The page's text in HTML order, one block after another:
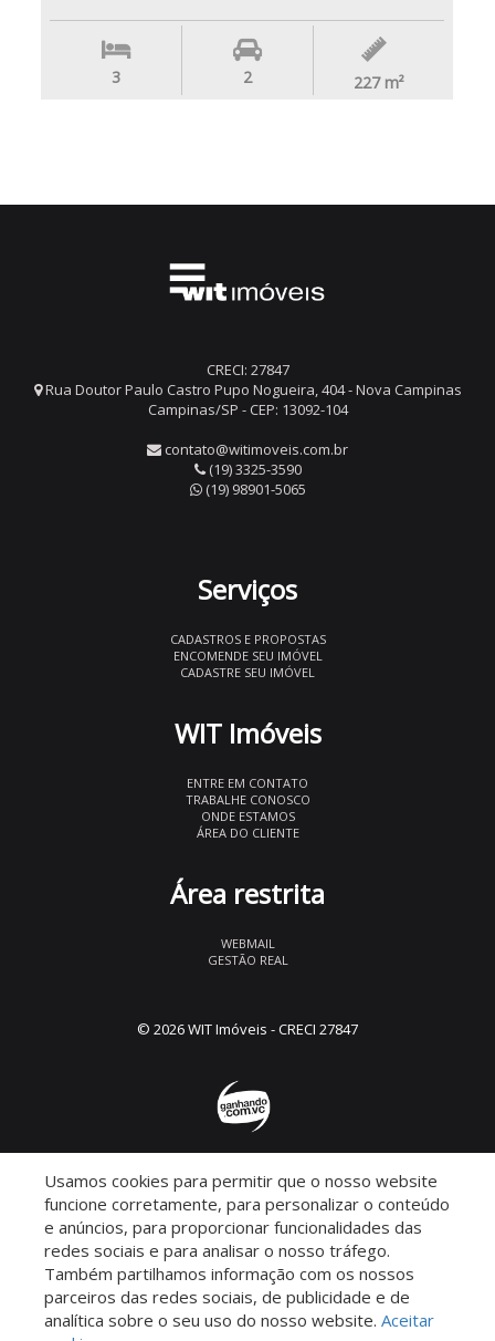
Saiba mais sobre este imóvel!
3 2 227 m²
CRECI: 27847
Rua Doutor Paulo Castro Pupo Nogueira, 404 - Nova Campinas
Campinas/SP - CEP: 13092-104
contato@witimoveis.com.br
(19) 3325-3590
(19) 98901-5065
Serviços
CADASTROS E PROPOSTAS
ENCOMENDE SEU IMÓVEL
CADASTRE SEU IMÓVEL
WIT Imóveis
ENTRE EM CONTATO
TRABALHE CONOSCO
ONDE ESTAMOS
ÁREA DO CLIENTE
Área restrita
WEBMAIL
GESTÃO REAL
© 2026 WIT Imóveis - CRECI 27847
Descomplicado por:
Usamos cookies para permitir que o nosso website
funcione corretamente, para personalizar o conteúdo
e anúncios, para proporcionar funcionalidades das
redes sociais e para analisar o nosso tráfego.
Também partilhamos informação com os nossos
parceiros das redes sociais, de publicidade e de
analítica sobre o seu uso do nosso website. Aceitar